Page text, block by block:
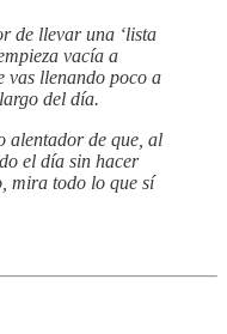
de llevar una ‘lista
vacía a
vas llenando poco a
del día.
alentador de que, al
el día sin hacer
mira todo lo que sí